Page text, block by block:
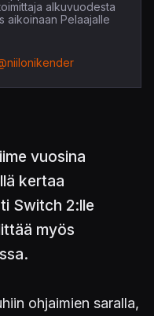
alkuvuodesta
aikoinaan Pelaajalle
vuosina
kertaa
Switch 2:lle
myös
ohjaimien saralla,